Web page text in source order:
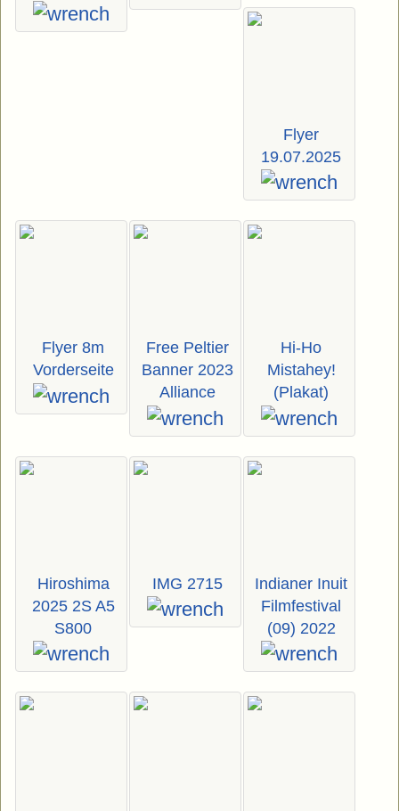
Flyer
19.07.2025
Flyer 8m
Vorderseite
Free Peltier
Banner 2023
Alliance
Hi-Ho
Mistahey!
(Plakat)
Hiroshima
2025 2S A5
S800
IMG 2715
Indianer Inuit
Filmfestival
(09) 2022